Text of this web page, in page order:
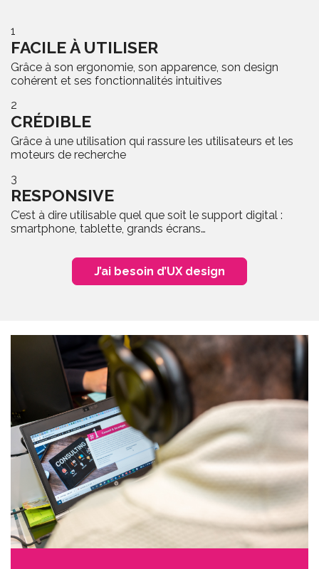
1
FACILE À UTILISER
Grâce à son ergonomie, son apparence, son design
cohérent et ses fonctionnalités intuitives
2
CRÉDIBLE
Grâce à une utilisation qui rassure les utilisateurs et les
moteurs de recherche
3
RESPONSIVE
C’est à dire utilisable quel que soit le support digital :
smartphone, tablette, grands écrans…
J’ai besoin d’UX design